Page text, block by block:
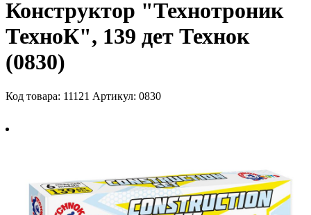
Конструктор "Технотроник
ТехноК", 139 дет Технок
(0830)
Код товара: 11121 Артикул: 0830